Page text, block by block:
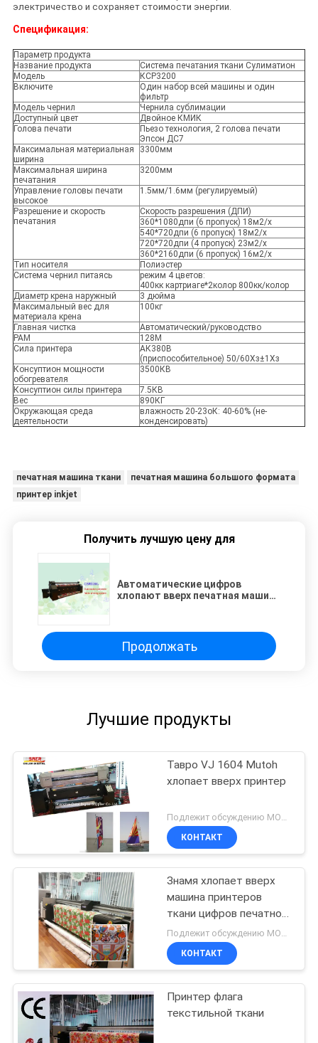
электричество и сохраняет стоимости энергии.
Спецификация:
Параметр продукта
Название продукта
Система печатания ткани Сулиматион
Модель
КСР3200
Включите
Один набор всей машины и один
фильтр
Модель чернил
Чернила сублимации
Доступный цвет
Двойное КМИК
Голова печати
Пьезо технология, 2 голова печати
Эпсон ДС7
Максимальная материальная
ширина
3300мм
Максимальная ширина
печатания
3200мм
Управление головы печати
высокое
1.5мм/1.6мм (регулируемый)
Разрешение и скорость
печатания
Скорость разрешения (ДПИ)
360*1080дпи (6 пропуск) 18м2/х
540*720дпи (6 пропуск) 18м2/х
720*720дпи (4 пропуск) 23м2/х
360*2160дпи (6 пропуск) 16м2/х
Тип носителя
Полиэстер
Система чернил питаясь
режим 4 цветов:
400кк картриаге*2колор 800кк/колор
Диаметр крена наружный
3 дюйма
Максимальный вес для
материала крена
100кг
Главная чистка
Автоматический/руководство
РАМ
128М
Сила принтера
АК380В
(приспособительное) 50/60Хз±1Хз
Консуптион мощности
обогревателя
3500КВ
Консуптион силы принтера
7.5КВ
Вес
890КГ
Окружающая среда
деятельности
влажность 20-23оК: 40-60% (не-
конденсировать)
печатная машина ткани
печатная машина большого формата
принтер inkjet
Получить лучшую цену для
Автоматические цифров
хлопают вверх печатная машина
Продолжать
Лучшие продукты
Тавро VJ 1604 Mutoh
хлопает вверх принтер
Подлежит обсуждению MOQ:1 комплект
КОНТАКТ
Знамя хлопает вверх
машина принтеров
ткани цифров печатной
машины флага для
дисплея
КОНТАКТ
Принтер флага
текстильной ткани